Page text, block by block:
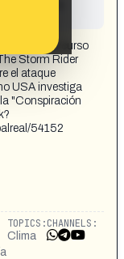
en curso
Storm Rider
el ataque
USA investiga
"Conspiración
54152
TOPICS:
Clima
CHANNELS: